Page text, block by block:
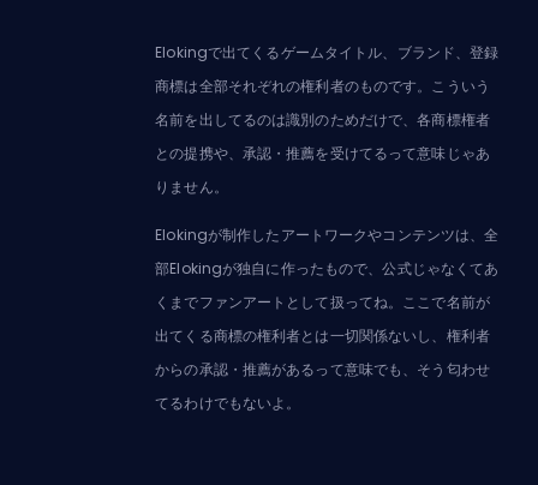
Elokingで出てくるゲームタイトル、ブランド、登録
商標は全部それぞれの権利者のものです。こういう
名前を出してるのは識別のためだけで、各商標権者
との提携や、承認・推薦を受けてるって意味じゃあ
りません。
Elokingが制作したアートワークやコンテンツは、全
部Elokingが独自に作ったもので、公式じゃなくてあ
くまでファンアートとして扱ってね。ここで名前が
出てくる商標の権利者とは一切関係ないし、権利者
からの承認・推薦があるって意味でも、そう匂わせ
てるわけでもないよ。